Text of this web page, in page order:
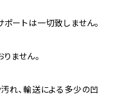
ートは一切致しません。
ません。
れ、輸送による多少の凹